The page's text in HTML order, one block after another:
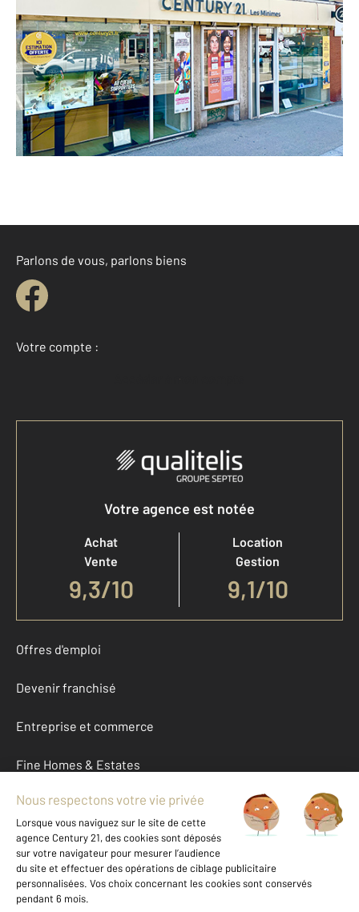
CENTURY 21 Les Minimes
15 avenue des Minimes
TOULOUSE - 31200
Envoyer un message
Téléphoner à l'agence
Parlons de vous, parlons biens
Votre compte :
Accéder à mon compte
Votre agence est notée
Achat
Vente
9,3/10
Location
Gestion
9,1/10
Offres d'emploi
Devenir franchisé
Entreprise et commerce
Fine Homes & Estates
À propos
International
Nous contacter